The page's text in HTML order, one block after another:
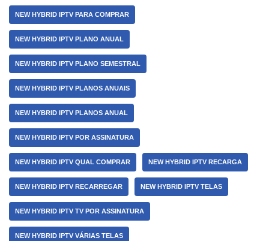
NEW HYBRID IPTV PARA COMPRAR
NEW HYBRID IPTV PLANO ANUAL
NEW HYBRID IPTV PLANO SEMESTRAL
NEW HYBRID IPTV PLANOS ANUAIS
NEW HYBRID IPTV PLANOS ANUAL
NEW HYBRID IPTV POR ASSINATURA
NEW HYBRID IPTV QUAL COMPRAR NEW HYBRID IPTV RECARGA
NEW HYBRID IPTV RECARREGAR NEW HYBRID IPTV TELAS
NEW HYBRID IPTV TV POR ASSINATURA
NEW HYBRID IPTV VÁRIAS TELAS